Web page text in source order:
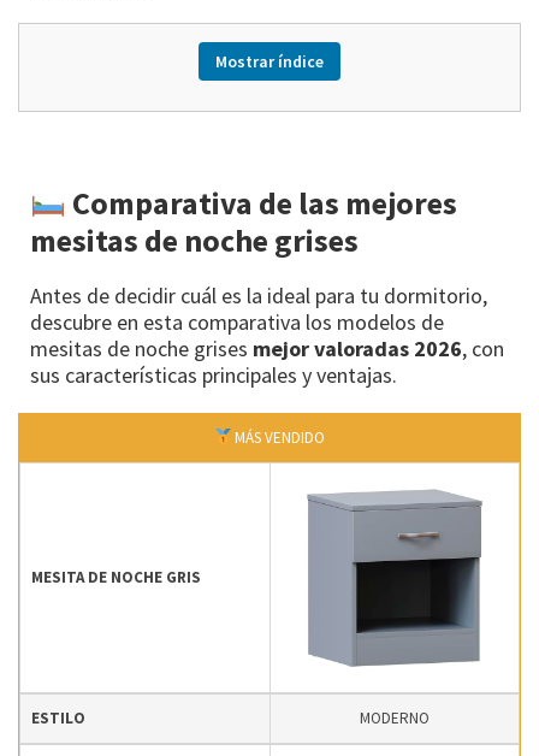
Mostrar índice
Comparativa de las mejores
mesitas de noche grises
Antes de decidir cuál es la ideal para tu dormitorio,
descubre en esta comparativa los modelos de
mesitas de noche grises mejor valoradas 2026, con
sus características principales y ventajas.
MÁS VENDIDO
MESITA DE NOCHE GRIS
ESTILO MODERNO